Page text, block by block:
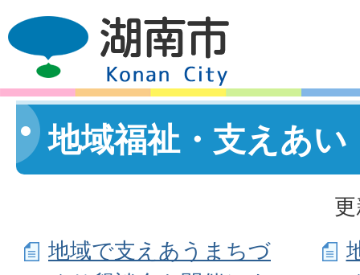
地域福祉・支えあい
地域で支えあうまちづ